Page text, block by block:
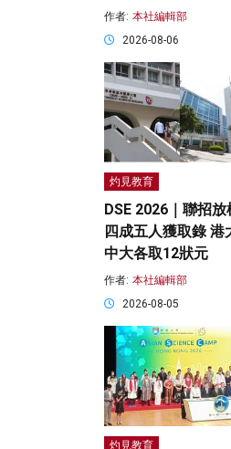
作者: 本社編輯部
2026-08-06
灼見教育
DSE 2026｜聯招放
四成五人獲取錄 港
中大各取12狀元
作者: 本社編輯部
2026-08-05
灼見教育